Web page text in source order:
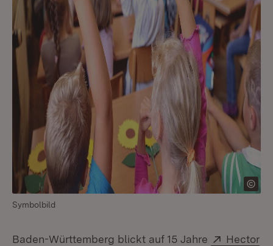
Symbolbild
Baden-Württemberg blickt auf 15 Jahre Extern:
Hector